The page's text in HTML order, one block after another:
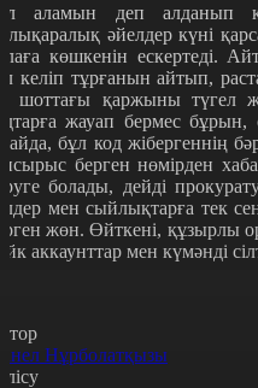
аламын деп алданып
әйелдер күні
көшкенін ескертеді.
келіп тұрғанын айтып,
шоттағы қаржыны түгел
жауап бермес
бұл код жібергеннің
берген нөмірден
болады, дейді
мен сыйлықтарға тек
жөн. Өйткені, құзырлы
аккаунттар мен күмәнді
Нұрболатқызы